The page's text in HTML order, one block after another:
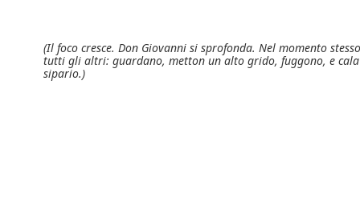
(Il foco cresce. Don Giovanni si sprofonda. Nel momento
tutti gli altri: guardano, metton un alto grido, fuggono, e
sipario.)